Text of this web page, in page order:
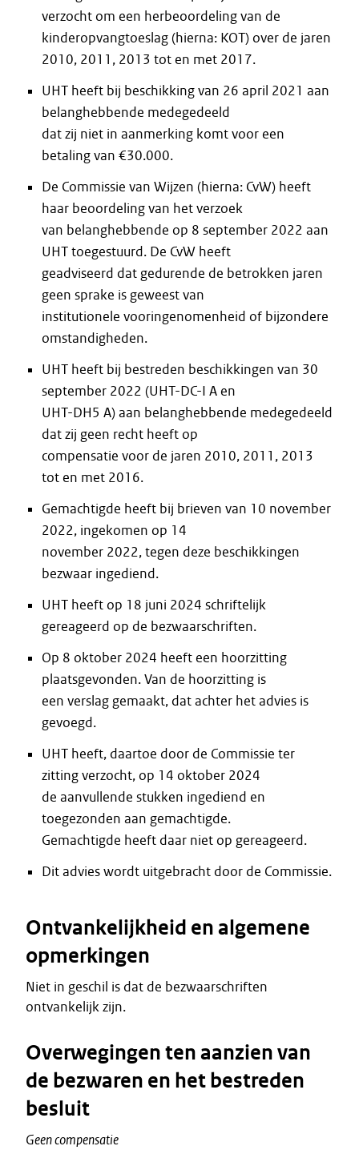
verzocht om een herbeoordeling van de
kinderopvangtoeslag (hierna: KOT) over de jaren
2010, 2011, 2013 tot en met 2017.
UHT heeft bij beschikking van 26 april 2021 aan
belanghebbende medegedeeld
dat zij niet in aanmerking komt voor een
betaling van €30.000.
De Commissie van Wijzen (hierna: CvW) heeft
haar beoordeling van het verzoek
van belanghebbende op 8 september 2022 aan
UHT toegestuurd. De CvW heeft
geadviseerd dat gedurende de betrokken jaren
geen sprake is geweest van
institutionele vooringenomenheid of bijzondere
omstandigheden.
UHT heeft bij bestreden beschikkingen van 30
september 2022 (UHT-DC-I A en
UHT-DH5 A) aan belanghebbende medegedeeld
dat zij geen recht heeft op
compensatie voor de jaren 2010, 2011, 2013
tot en met 2016.
Gemachtigde heeft bij brieven van 10 november
2022, ingekomen op 14
november 2022, tegen deze beschikkingen
bezwaar ingediend.
UHT heeft op 18 juni 2024 schriftelijk
gereageerd op de bezwaarschriften.
Op 8 oktober 2024 heeft een hoorzitting
plaatsgevonden. Van de hoorzitting is
een verslag gemaakt, dat achter het advies is
gevoegd.
UHT heeft, daartoe door de Commissie ter
zitting verzocht, op 14 oktober 2024
de aanvullende stukken ingediend en
toegezonden aan gemachtigde.
Gemachtigde heeft daar niet op gereageerd.
Dit advies wordt uitgebracht door de Commissie.
Ontvankelijkheid en algemene
opmerkingen
Niet in geschil is dat de bezwaarschriften
ontvankelijk zijn.
Overwegingen ten aanzien van
de bezwaren en het bestreden
besluit
Geen compensatie